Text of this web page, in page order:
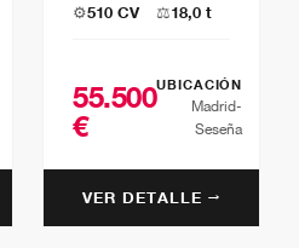
⚙️510 CV ⚖️18,0 t
55.500
€
UBICACIÓN
Madrid-
Seseña
VER DETALLE →